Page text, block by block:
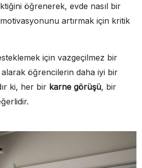
öğrenerek, evde nasıl bir
artırmak için kritik
için vazgeçilmez bir
öğrencilerin daha iyi bir
ki, her bir karne görüşü, bir